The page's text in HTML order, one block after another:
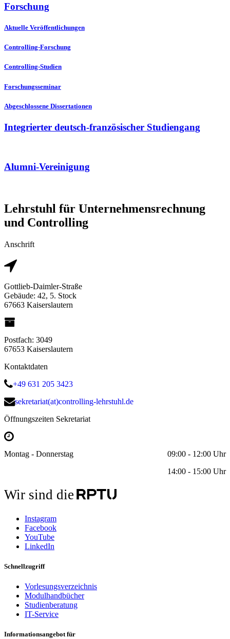
Forschung
Aktuelle Veröffentlichungen
Controlling-Forschung
Controlling-Studien
Forschungsseminar
Abgeschlossene Dissertationen
Integrierter deutsch-französischer Studiengang
Alumni-Vereinigung
Lehrstuhl für Unternehmensrechnung
und Controlling
Anschrift
Gottlieb-Daimler-Straße
Gebäude: 42, 5. Stock
67663 Kaiserslautern
Postfach: 3049
67653 Kaiserslautern
Kontaktdaten
+49 631 205 3423
sekretariat(at)controlling-lehrstuhl.de
Öffnungszeiten Sekretariat
Montag - Donnerstag
09:00 - 12:00 Uhr
14:00 - 15:00 Uhr
Wir sind die
Instagram
Facebook
YouTube
LinkedIn
Schnellzugriff
Vorlesungsverzeichnis
Modulhandbücher
Studienberatung
IT-Service
Informationsangebot für